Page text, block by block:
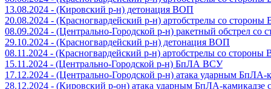
13.08.2024 - (Кировский р-н) детонация ВОП
20.08.2024 - (Красногвардейский р-н) артобстрелы со
08.09.2024 - (Центрально-Городской р-н) ракетный обстрел со
29.10.2024 - (Красногвардейский р-н) детонация ВОП
08.11.2024 - (Красногвардейский р-н) артобстрелы со стороны
15.11.2024 - (Центрально-Городской р-н) БпЛА ВСУ
17.12.2024 - (Центрально-Городской р-н) атака ударным
28.12.2024 - (Кировский р-он) атака ударным БпЛА-